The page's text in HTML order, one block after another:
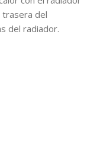
trasera del
del radiador.